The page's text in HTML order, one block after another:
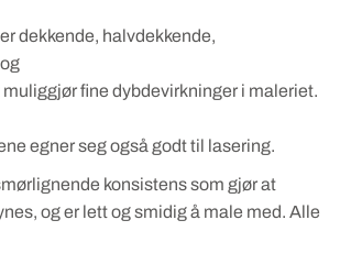
dekkende, halvdekkende,
fine dybdevirkninger i maleriet.
egner seg også godt til lasering.
konsistens som gjør at
og er lett og smidig å male med. Alle